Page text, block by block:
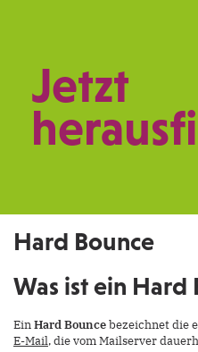
Praxismarketing
Kontakt
Jetzt
Hard Bounce
Was ist ein Hard
EinHard Bouncebezeichnet die
E-Mail, die vom Mailserver